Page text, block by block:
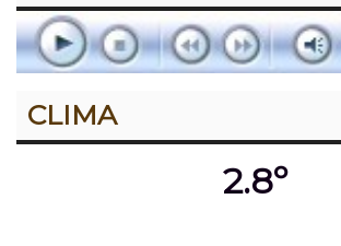
CLIMA
2.8º